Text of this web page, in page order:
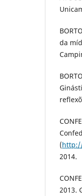
da
(
2014.
2013.